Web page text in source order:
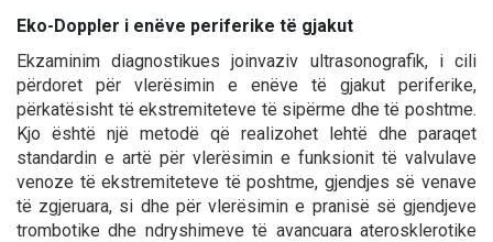
Eko-Doppler i enëve periferike të gjakut
Ekzaminim diagnostikues joinvaziv ultrasonografik, i cili
përdoret për vlerësimin e enëve të gjakut periferike,
përkatësisht të ekstremiteteve të sipërme dhe të poshtme.
Kjo është një metodë që realizohet lehtë dhe paraqet
standardin e artë për vlerësimin e funksionit të valvulave
venoze të ekstremiteteve të poshtme, gjendjes së venave
të zgjeruara, si dhe për vlerësimin e pranisë së gjendjeve
trombotike dhe ndryshimeve të avancuara aterosklerotike